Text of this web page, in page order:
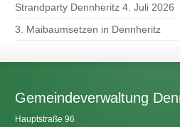
Strandparty Dennheritz 4. Juli 2026
3. Maibaumsetzen in Dennheritz
Gemeindeverwaltung
Hauptstraße 96